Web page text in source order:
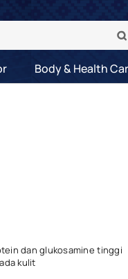
Body & Health
dan glukosamine tinggi
kulit